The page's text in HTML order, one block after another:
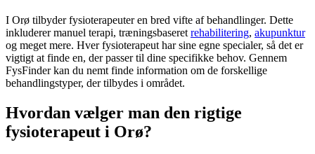
I Orø tilbyder fysioterapeuter en bred vifte af behandlinger. Dette
inkluderer manuel terapi, træningsbaseret rehabilitering, akupunktur
og meget mere. Hverfysioterapeut har sine egne specialer, så det er
vigtigt at finde en, der passer til dine specifikke behov. Gennem
FysFinder kan du nemt finde information om de forskellige
behandlingstyper, der tilbydes i området.
Hvordan vælger man den rigtige
fysioterapeut i Orø?